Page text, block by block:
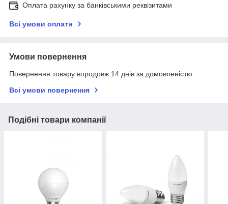
Оплата рахунку за банківськими реквізитами
Всі умови оплати
Умови повернення
Повернення товару впродовж 14 днів за домовленістю
Всі умови повернення
Подібні товари компанії